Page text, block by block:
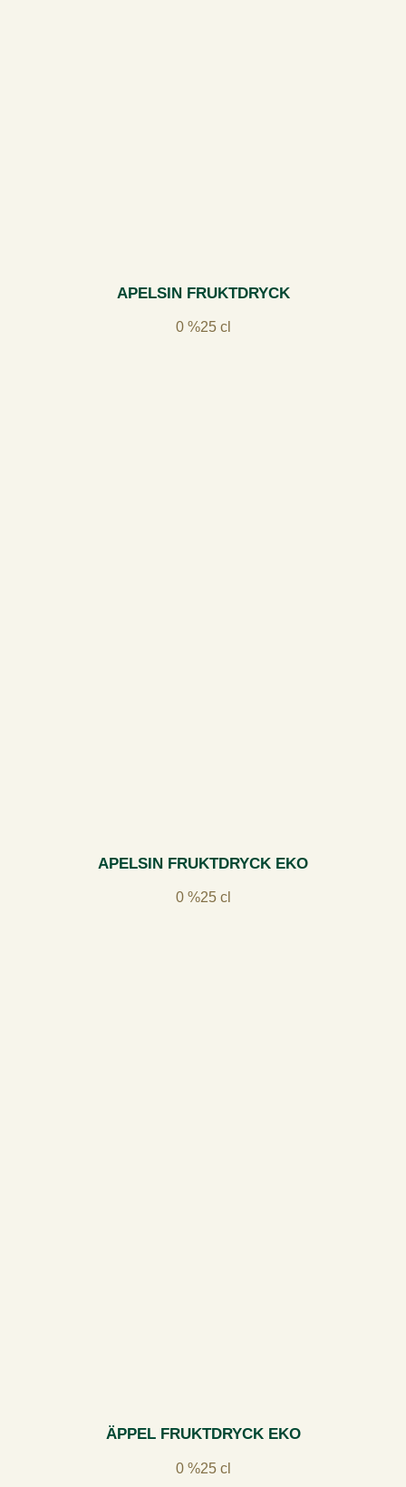
APELSIN FRUKTDRYCK
0 %25 cl
APELSIN FRUKTDRYCK EKO
0 %25 cl
ÄPPEL FRUKTDRYCK EKO
0 %25 cl